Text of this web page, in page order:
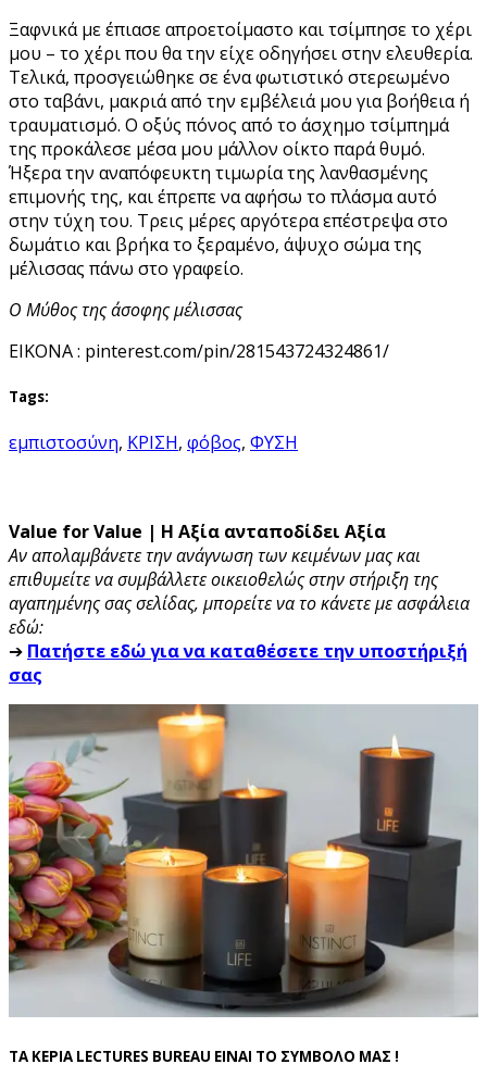
Ξαφνικά με έπιασε απροετοίμαστο και τσίμπησε το χέρι
μου – το χέρι που θα την είχε οδηγήσει στην ελευθερία.
Τελικά, προσγειώθηκε σε ένα φωτιστικό στερεωμένο
στο ταβάνι, μακριά από την εμβέλειά μου για βοήθεια ή
τραυματισμό. Ο οξύς πόνος από το άσχημο τσίμπημά
της προκάλεσε μέσα μου μάλλον οίκτο παρά θυμό.
Ήξερα την αναπόφευκτη τιμωρία της λανθασμένης
επιμονής της, και έπρεπε να αφήσω το πλάσμα αυτό
στην τύχη του. Τρεις μέρες αργότερα επέστρεψα στο
δωμάτιο και βρήκα το ξεραμένο, άψυχο σώμα της
μέλισσας πάνω στο γραφείο.
Ο Μύθος της άσοφης μέλισσας
EIKONA : pinterest.com/pin/281543724324861/
Tags:
εμπιστοσύνη, ΚΡΙΣΗ, φόβος, ΦΥΣΗ
Value for Value | Η Αξία ανταποδίδει Αξία
Αν απολαμβάνετε την ανάγνωση των κειμένων μας και
επιθυμείτε να συμβάλλετε οικειοθελώς στην στήριξη της
αγαπημένης σας σελίδας, μπορείτε να το κάνετε με ασφάλεια
εδώ:
➔ Πατήστε εδώ για να καταθέσετε την υποστήριξή
σας
ΤΑ ΚΕΡΙΑ LECTURES BUREAU ΕΙΝΑΙ ΤΟ ΣΥΜΒΟΛΟ ΜΑΣ !